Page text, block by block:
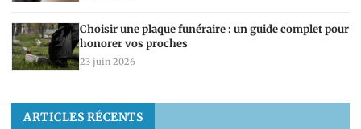
Choisir une plaque funéraire : un guide complet pour
honorer vos proches
23 juin 2026
ARTICLES RÉCENTS